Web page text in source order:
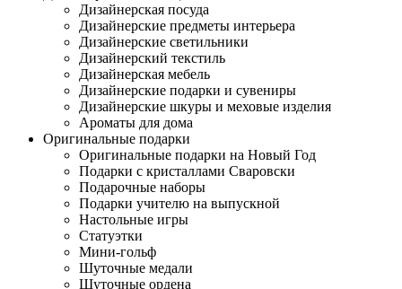
Дизайнерская посуда
Дизайнерские предметы интерьера
Дизайнерские светильники
Дизайнерский текстиль
Дизайнерская мебель
Дизайнерские подарки и сувениры
Дизайнерские шкуры и меховые изделия
Ароматы для дома
Оригинальные подарки
Оригинальные подарки на Новый Год
Подарки с кристаллами Сваровски
Подарочные наборы
Подарки учителю на выпускной
Настольные игры
Статуэтки
Мини-гольф
Шуточные медали
Шуточные ордена